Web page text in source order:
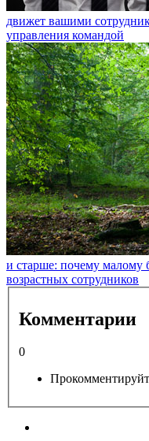
движет вашими
управления командой
и старше: почему малому
возрастных сотрудников
Комментарии
0